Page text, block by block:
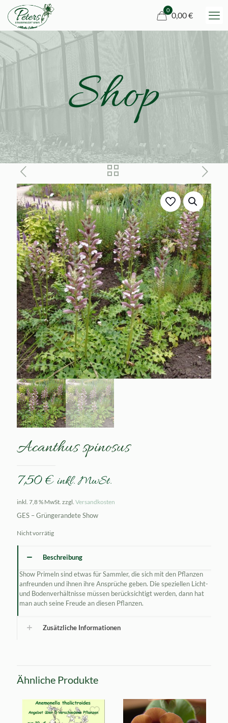
0
0,00 €
Shop
Acanthus spinosus
7,50€ inkl. MwSt.
inkl. 7,8 % MwSt. zzgl. Versandkosten
GES – Grüngerandete Show
Nicht vorrätig
Beschreibung
Show Primeln sind etwas für Sammler, die sich mit den Pflanzen
anfreunden und ihnen ihre Ansprüche geben. Die speziellen Licht-
und Bodenverhältnisse müssen berücksichtigt werden, dann hat
man auch seine Freude an diesen Pflanzen.
Zusätzliche Informationen
Ähnliche Produkte